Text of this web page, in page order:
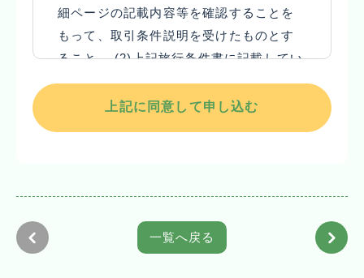
けることができるように、手配し、旅程を管
理することを引き受けます。
２ 旅行のお申込みと旅行契約の成立
(1) 当社及び旅行業法で規定された受託営業
所（以下、「当社ら」といいます。）にて当
段によって所定の事項を送信の上、下記のお
申込金又は旅行代金の全額を添えてお申し込
みいただきます。申込金は「旅行代金」「取
お渡しする確定書面（最終旅行日程表）及び
当社旅行業約款募集型企画旅行契約の部によ
ります。
(3) 募集広告、パンフレット、その他当社が
発行する文書等において「参加者」と表記さ
(4) 当社は、お客様が当社の定める旅行日程
宿泊その他の旅行に関するサービス（以下、
細ページの記載内容等を確認することを
もって、取引条件説明を受けたものとす
ること。 (2)上記旅行条件書に記載してい
る個人情報の取り扱いについて同意する
上記に同意して申し込む
一覧へ戻る